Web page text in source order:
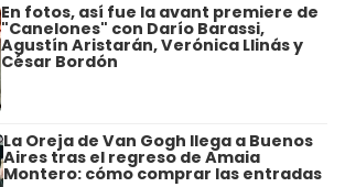
En fotos, así fue la avant premiere de
"Canelones" con Darío Barassi,
Agustín Aristarán, Verónica Llinás y
César Bordón
La Oreja de Van Gogh llega a Buenos
Aires tras el regreso de Amaia
Montero: cómo comprar las entradas